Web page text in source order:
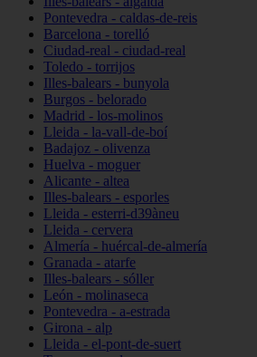
Pontevedra - caldas-de-reis
Barcelona - torelló
Ciudad-real - ciudad-real
Toledo - torrijos
Illes-balears - bunyola
Burgos - belorado
Madrid - los-molinos
Lleida - la-vall-de-boí
Badajoz - olivenza
Huelva - moguer
Alicante - altea
Illes-balears - esporles
Lleida - esterri-d39àneu
Lleida - cervera
Almería - huércal-de-almería
Granada - atarfe
Illes-balears - sóller
León - molinaseca
Pontevedra - a-estrada
Girona - alp
Lleida - el-pont-de-suert